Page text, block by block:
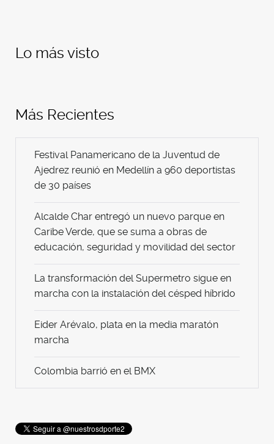
Lo más visto
Más Recientes
Festival Panamericano de la Juventud de
Ajedrez reunió en Medellín a 960 deportistas
de 30 países
Alcalde Char entregó un nuevo parque en
Caribe Verde, que se suma a obras de
educación, seguridad y movilidad del sector
La transformación del Supermetro sigue en
marcha con la instalación del césped híbrido
Eider Arévalo, plata en la media maratón
marcha
Colombia barrió en el BMX